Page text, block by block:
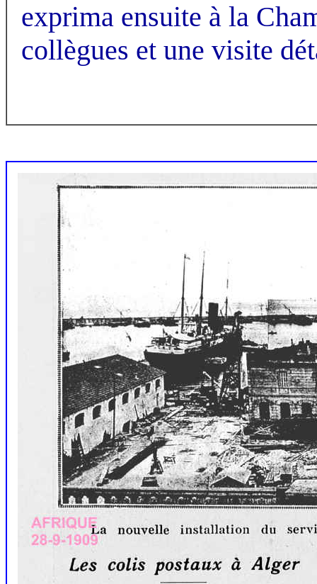
exprima ensuite à la
collègues et une visite